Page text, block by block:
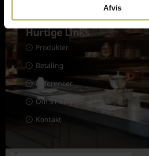
Afvis
Hurtige Links
Produkter
Betaling
Referencer
Om ST Engros
Kontakt